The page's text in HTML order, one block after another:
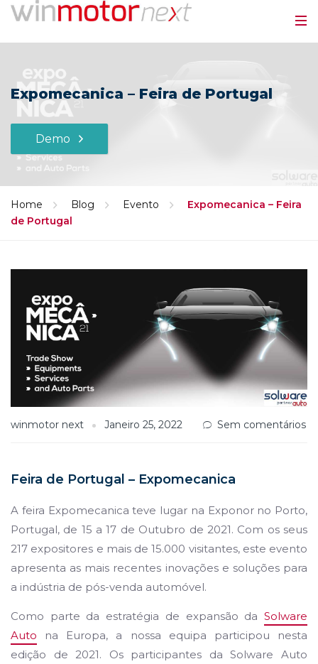
Expomecanica – Feira de Portugal
Demo
Home Blog Evento
Expomecanica – Feira
de Portugal
winmotor next Janeiro 25, 2022 Sem comentários
Feira de Portugal – Expomecanica
A feira Expomecanica teve lugar na Exponor no Porto,
Portugal, de 15 a 17 de Outubro de 2021. Com os seus
217 expositores e mais de 15.000 visitantes, este evento
apresenta as mais recentes inovações e soluções para
a indústria de pós-venda automóvel.
Como parte da estratégia de expansão da Solware
Auto na Europa, a nossa equipa participou nesta
edição de 2021. Os participantes da Solware Auto